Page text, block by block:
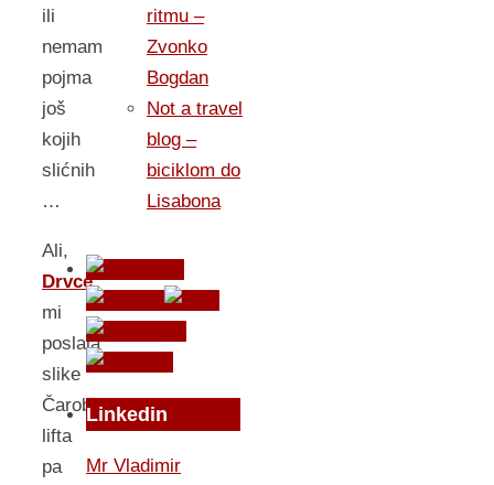
ili
nemam
pojma
još
kojih
slićnih
…
Ali,
Drvce
mi
poslala
slike
Čarobnog
lifta
pa
ritmu –
Zvonko
Bogdan
Not a travel
blog –
biciklom do
Lisabona
Linkedin
Mr Vladimir